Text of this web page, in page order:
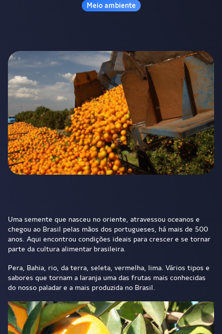
Meio ambiente
Uma semente que nasceu no oriente, atravessou oceanos e
chegou ao Brasil pelas mãos dos portugueses, há mais de 500
anos. Aqui encontrou condições ideais para crescer e se tornar
parte da cultura alimentar brasileira.
Pera, Bahia, rio, da terra, seleta, vermelha, lima. Vários tipos e
sabores que tornam a laranja uma das frutas mais conhecidas
do nosso paladar e a mais produzida no Brasil.